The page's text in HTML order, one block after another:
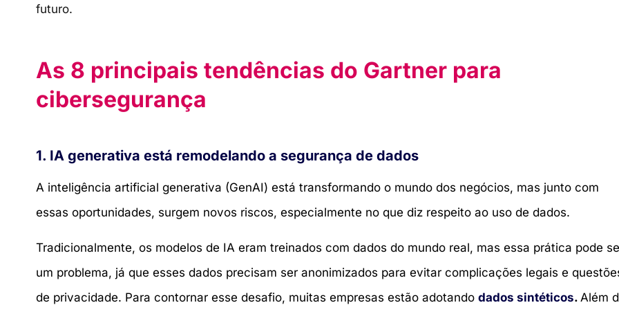
futuro.
As 8 principais tendências do Gartner para
cibersegurança
1. IA generativa está remodelando a segurança de dados
A inteligência artificial generativa (GenAI) está transformando o mundo dos negócios, mas junto com
essas oportunidades, surgem novos riscos, especialmente no que diz respeito ao uso de dados.
Tradicionalmente, os modelos de IA eram treinados com dados do mundo real, mas essa prática pode
um problema, já que esses dados precisam ser anonimizados para evitar complicações legais e
de privacidade. Para contornar esse desafio, muitas empresas estão adotando dados sintéticos. Além